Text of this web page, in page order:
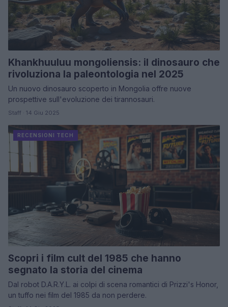
Khankhuuluu mongoliensis: il dinosauro che
rivoluziona la paleontologia nel 2025
Un nuovo dinosauro scoperto in Mongolia offre nuove
prospettive sull'evoluzione dei tirannosauri.
Staff · 14 Giu 2025
RECENSIONI TECH
Scopri i film cult del 1985 che hanno
segnato la storia del cinema
Dal robot D.A.R.Y.L. ai colpi di scena romantici di Prizzi's Honor,
un tuffo nei film del 1985 da non perdere.